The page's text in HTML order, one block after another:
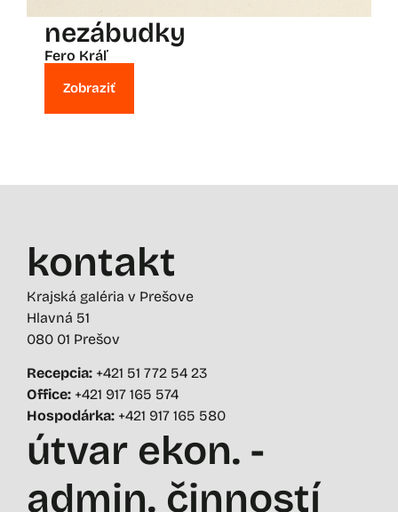
nezábudky
Fero Kráľ
Zobraziť
kontakt
Krajská galéria v Prešove
Hlavná 51
080 01 Prešov
Recepcia: +421 51 772 54 23
Office: +421 917 165 574
Hospodárka: +421 917 165 580
útvar ekon. -
admin. činností